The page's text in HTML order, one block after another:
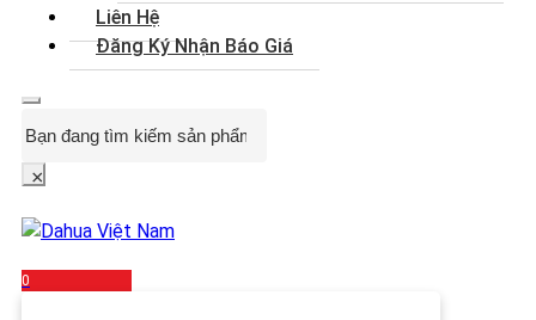
Liên Hệ
Đăng Ký Nhận Báo Giá
×
0